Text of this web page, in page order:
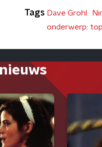
Tags Dave Grohl
onderwerp: